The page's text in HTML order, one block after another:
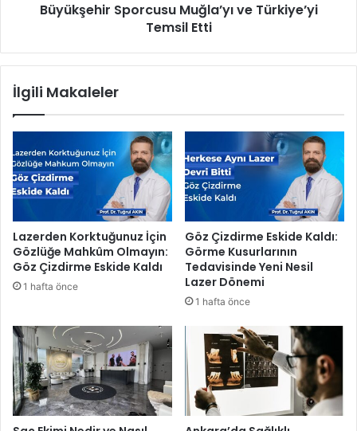
l
i
a
n
d
ş
l
a
r
a
u
a
G
e
z
i
M
u
ğ
’
y
v
T
ü
r
k
i
y
e
Büyükşehir Sporcusu Muğla’yı ve Türkiye’yi
Temsil Etti
İlgili Makaleler
Lazerden Korktuğunuz İçin
Gözlüğe Mahkûm Olmayın:
Göz Çizdirme Eskide Kaldı
1 hafta önce
Göz Çizdirme Eskide Kaldı:
Görme Kusurlarının
Tedavisinde Yeni Nesil
Lazer Dönemi
1 hafta önce